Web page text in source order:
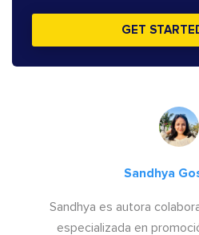
GET
Sandhya
Sandhya es autora
especializada en